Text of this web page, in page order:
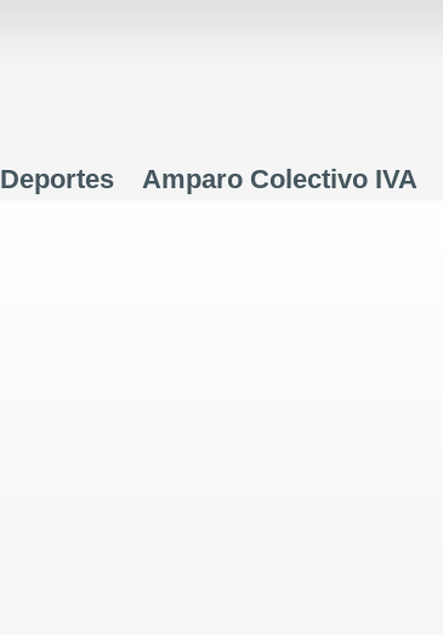
Deportes Amparo Colectivo IVA